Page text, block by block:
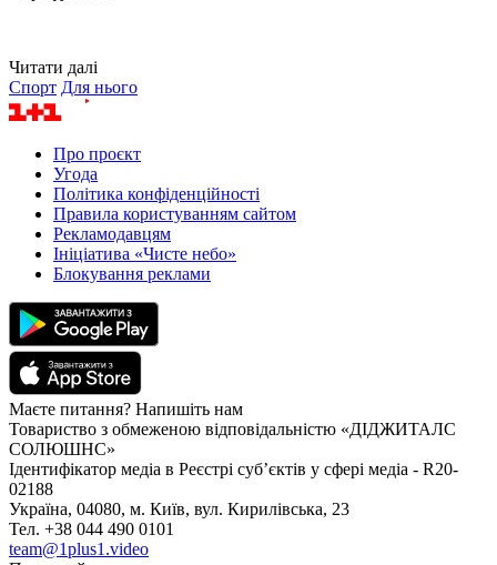
Читати далі
Спорт Для нього
Про проєкт
Угода
Політика конфіденційності
Правила користуванням сайтом
Рекламодавцям
Ініціатива «Чисте небо»
Блокування реклами
Маєте питання? Напишіть нам
Товариство з обмеженою відповідальністю «ДІДЖИТАЛС
СОЛЮШНС»
Ідентифікатор медіа в Реєстрі суб’єктів у сфері медіа - R20-
02188
Україна, 04080, м. Київ, вул. Кирилівська, 23
Тел. +38 044 490 0101
team@1plus1.video